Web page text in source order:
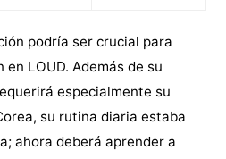
podría ser crucial para
LOUD. Además de su
especialmente su
su rutina diaria estaba
ahora deberá aprender a